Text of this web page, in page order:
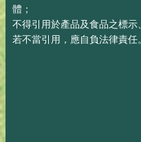
體；
不得引用於產品及食品之標示
若不當引用，應自負法律責任